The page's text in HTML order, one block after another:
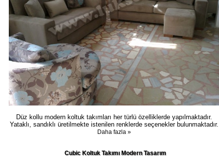
Düz kollu modern koltuk takımları her türlü özelliklerde yapılmaktadır.
Yataklı, sandıklı üretilmekte istenilen renklerde seçenekler bulunmaktadır.
Daha fazla »
Cubic Koltuk Takımı Modern Tasarım